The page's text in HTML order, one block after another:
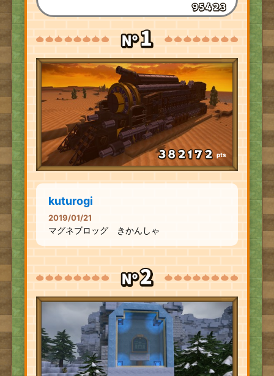
pts
kuturogi
2019/01/21
マグネブロッグ きかんしゃ